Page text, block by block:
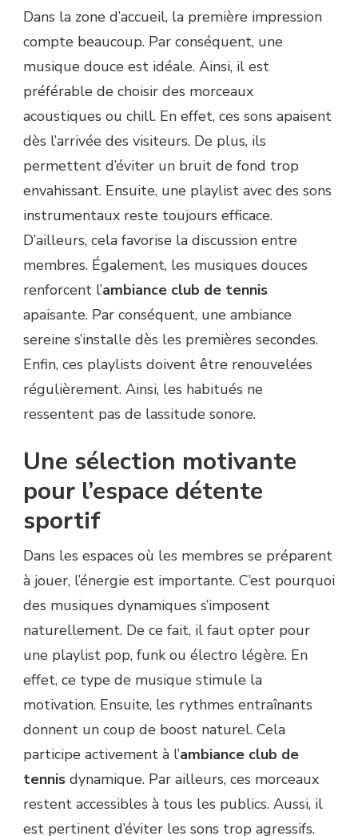
Dans la zone d’accueil, la première impression
compte beaucoup. Par conséquent, une
musique douce est idéale. Ainsi, il est
préférable de choisir des morceaux
acoustiques ou chill. En effet, ces sons apaisent
dès l’arrivée des visiteurs. De plus, ils
permettent d’éviter un bruit de fond trop
envahissant. Ensuite, une playlist avec des sons
instrumentaux reste toujours efficace.
D’ailleurs, cela favorise la discussion entre
membres. Également, les musiques douces
renforcent l’ambiance club de tennis
apaisante. Par conséquent, une ambiance
sereine s’installe dès les premières secondes.
Enfin, ces playlists doivent être renouvelées
régulièrement. Ainsi, les habitués ne
ressentent pas de lassitude sonore.
Une sélection motivante
pour l’espace détente
sportif
Dans les espaces où les membres se préparent
à jouer, l’énergie est importante. C’est pourquoi
des musiques dynamiques s’imposent
naturellement. De ce fait, il faut opter pour
une playlist pop, funk ou électro légère. En
effet, ce type de musique stimule la
motivation. Ensuite, les rythmes entraînants
donnent un coup de boost naturel. Cela
participe activement à l’ambiance club de
tennis dynamique. Par ailleurs, ces morceaux
restent accessibles à tous les publics. Aussi, il
est pertinent d’éviter les sons trop agressifs.